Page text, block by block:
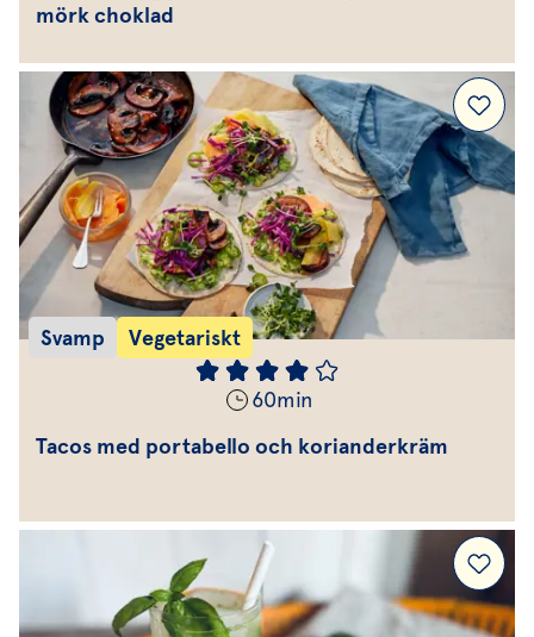
mörk choklad
Svamp Vegetariskt
60min
Tacos med portabello och korianderkräm